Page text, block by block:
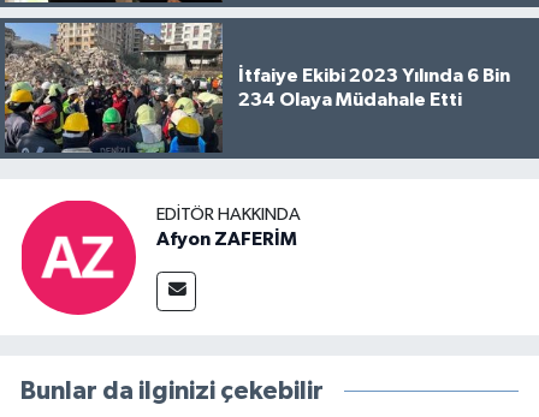
İtfaiye Ekibi 2023 Yılında 6 Bin
234 Olaya Müdahale Etti
EDITÖR HAKKINDA
Afyon ZAFERİM
Bunlar da ilginizi çekebilir